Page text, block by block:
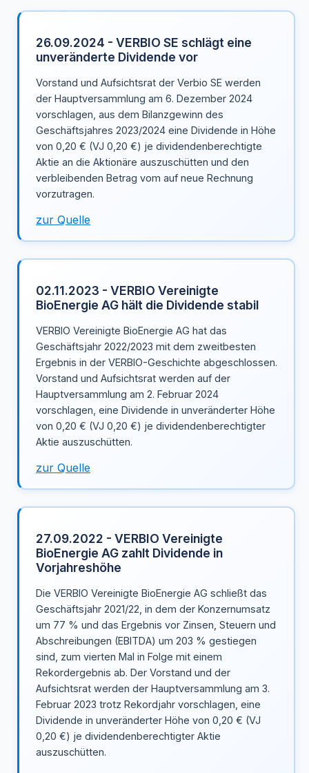
26.09.2024 - VERBIO SE schlägt eine
unveränderte Dividende vor
Vorstand und Aufsichtsrat der Verbio SE werden
der Hauptversammlung am 6. Dezember 2024
vorschlagen, aus dem Bilanzgewinn des
Geschäftsjahres 2023/2024 eine Dividende in Höhe
von 0,20 € (VJ 0,20 €) je dividendenberechtigte
Aktie an die Aktionäre auszuschütten und den
verbleibenden Betrag vom auf neue Rechnung
vorzutragen.
zur Quelle
02.11.2023 - VERBIO Vereinigte
BioEnergie AG hält die Dividende stabil
VERBIO Vereinigte BioEnergie AG hat das
Geschäftsjahr 2022/2023 mit dem zweitbesten
Ergebnis in der VERBIO-Geschichte abgeschlossen.
Vorstand und Aufsichtsrat werden auf der
Hauptversammlung am 2. Februar 2024
vorschlagen, eine Dividende in unveränderter Höhe
von 0,20 € (VJ 0,20 €) je dividendenberechtigter
Aktie auszuschütten.
zur Quelle
27.09.2022 - VERBIO Vereinigte
BioEnergie AG zahlt Dividende in
Vorjahreshöhe
Die VERBIO Vereinigte BioEnergie AG schließt das
Geschäftsjahr 2021/22, in dem der Konzernumsatz
um 77 % und das Ergebnis vor Zinsen, Steuern und
Abschreibungen (EBITDA) um 203 % gestiegen
sind, zum vierten Mal in Folge mit einem
Rekordergebnis ab. Der Vorstand und der
Aufsichtsrat werden der Hauptversammlung am 3.
Februar 2023 trotz Rekordjahr vorschlagen, eine
Dividende in unveränderter Höhe von 0,20 € (VJ
0,20 €) je dividendenberechtigter Aktie
auszuschütten.